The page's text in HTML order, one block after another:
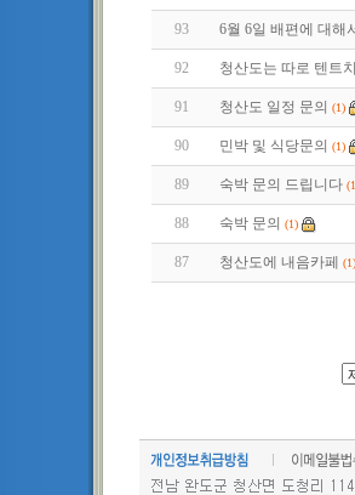
93 6월 6일 배편에 대해
92 청산도는 따로 텐트
91 청산도 일정 문의 (1)
90 민박 및 식당문의 (1)
89 숙박 문의 드립니다
88 숙박 문의 (1)
87 청산도에 내음카페 (1)